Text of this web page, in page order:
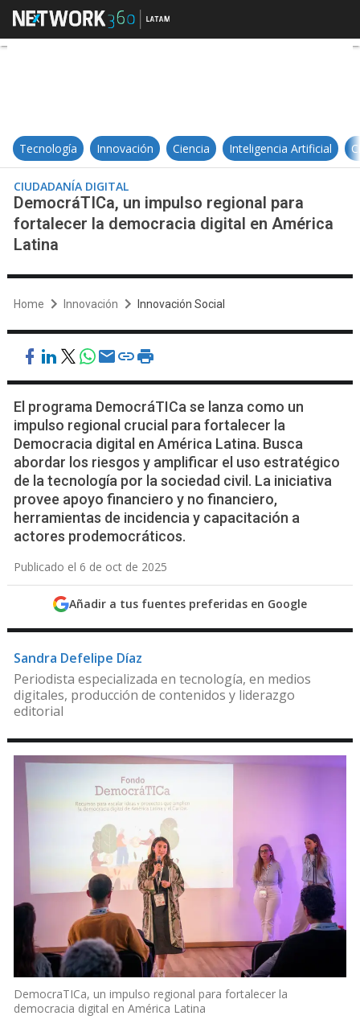
DemocráTICa, un impulso
Tecnología Innovación Ciencia Inteligencia Artificial
CIUDADANÍA DIGITAL
DemocráTICa, un impulso regional para
fortalecer la democracia digital en América
Latina
Home Innovación Innovación Social
El programa DemocráTICa se lanza como un
impulso regional crucial para fortalecer la
Democracia digital en América Latina. Busca
abordar los riesgos y amplificar el uso estratégico
de la tecnología por la sociedad civil. La iniciativa
provee apoyo financiero y no financiero,
herramientas de incidencia y capacitación a
actores prodemocráticos.
Publicado el 6 de oct de 2025
Añadir a tus fuentes preferidas en Google
Sandra Defelipe Díaz
Periodista especializada en tecnología, en medios
digitales, producción de contenidos y liderazgo
editorial
DemocraTICa, un impulso regional para fortalecer la
democracia digital en América Latina